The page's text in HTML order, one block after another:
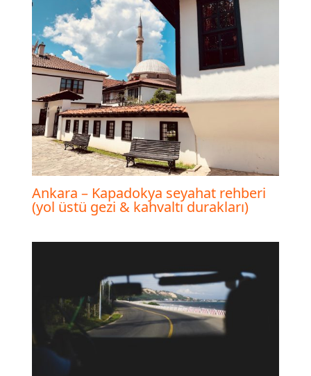
Ankara – Kapadokya seyahat rehberi
(yol üstü gezi & kahvaltı durakları)